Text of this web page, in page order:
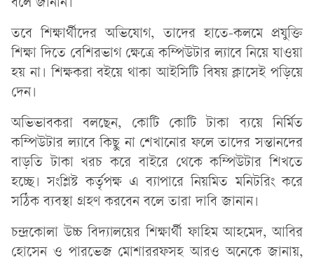
বলে জানান।
তবে শিক্ষার্থীদের অভিযোগ, তাদের হাতে-কলমে প্রযুক্তি
শিক্ষা দিতে বেশিরভাগ ক্ষেত্রে কম্পিউটার ল্যাবে নিয়ে যাওয়া
হয় না। শিক্ষকরা বইয়ে থাকা আইসিটি বিষয় ক্লাসেই পড়িয়ে
দেন।
অভিভাবকরা বলছেন, কোটি কোটি টাকা ব্যয়ে নির্মিত
কম্পিউটার ল্যাবে কিছু না শেখানোর ফলে তাদের সন্তানদের
বাড়তি টাকা খরচ করে বাইরে থেকে কম্পিউটার শিখতে
হচ্ছে। সংশ্লিষ্ট কর্তৃপক্ষ এ ব্যাপারে নিয়মিত মনিটরিং করে
সঠিক ব্যবস্থা গ্রহণ করবেন বলে তারা দাবি জানান।
চন্দ্রকোলা উচ্চ বিদ্যালয়ের শিক্ষার্থী ফাহিম আহমেদ, আবির
হোসেন ও পারভেজ মোশাররফসহ আরও অনেকে জানায়,